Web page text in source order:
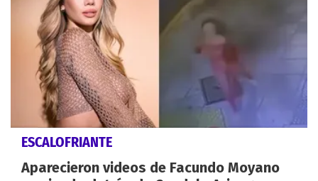
ESCALOFRIANTE
Aparecieron videos de Facundo Moyano